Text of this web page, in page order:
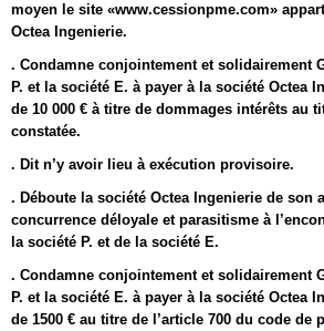
moyen le site «www.cessionpme.com»
Octea Ingenierie.
. Condamne conjointement et solidairement
P. et la société E. à payer à la société Octea
de 10 000 € à titre de dommages intérêts au
constatée.
. Dit n’y avoir lieu à exécution provisoire.
. Déboute la société Octea Ingenierie de son
concurrence déloyale et parasitisme à
la société P. et de la société E.
. Condamne conjointement et solidairement
P. et la société E. à payer à la société Octea
de 1500 € au titre de l’article 700 du code de